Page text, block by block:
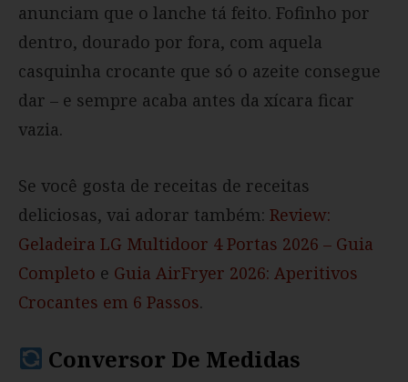
anunciam que o lanche tá feito. Fofinho por
dentro, dourado por fora, com aquela
casquinha crocante que só o azeite consegue
dar – e sempre acaba antes da xícara ficar
vazia.
Se você gosta de receitas de receitas
deliciosas, vai adorar também: Review:
Geladeira LG Multidoor 4 Portas 2026 – Guia
Completo e Guia AirFryer 2026: Aperitivos
Crocantes em 6 Passos.
Conversor De Medidas